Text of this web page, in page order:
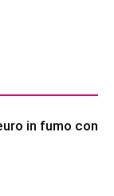
in fumo con